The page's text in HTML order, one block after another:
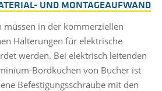
UND MONTAGEAUFWAND
müssen in der kommerziellen
Halterungen für elektrische
werden. Bei elektrisch leitenden
Bordküchen von Bucher ist
Befestigungsschraube mit den